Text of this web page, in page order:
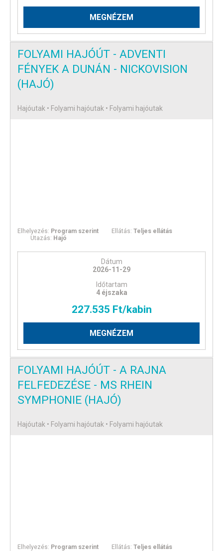
MEGNÉZEM
FOLYAMI HAJÓÚT - ADVENTI
FÉNYEK A DUNÁN - NICKOVISION
(HAJÓ)
Hajóutak • Folyami hajóutak • Folyami hajóutak
Elhelyezés: Program szerint Ellátás:Teljes ellátás
Utazás: Hajó
Dátum
2026-11-29
Időtartam
4 éjszaka
227.535 Ft/kabin
MEGNÉZEM
FOLYAMI HAJÓÚT - A RAJNA
FELFEDEZÉSE - MS RHEIN
SYMPHONIE (HAJÓ)
Hajóutak • Folyami hajóutak • Folyami hajóutak
Elhelyezés: Program szerint Ellátás:Teljes ellátás